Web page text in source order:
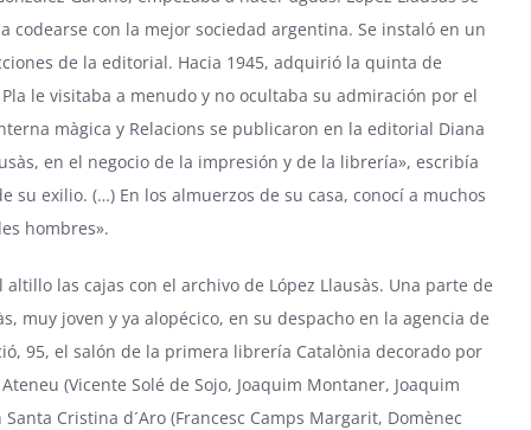
codearse con la mejor sociedad argentina. Se instaló en un
de la editorial. Hacia 1945, adquirió la quinta de
le visitaba a menudo y no ocultaba su admiración por el
màgica y Relacions se publicaron en la editorial Diana
en el negocio de la impresión y de la librería», escribía
su exilio. (…) En los almuerzos de su casa, conocí a muchos
hombres».
las cajas con el archivo de López Llausàs. Una parte de
muy joven y ya alopécico, en su despacho en la agencia de
95, el salón de la primera librería Catalònia decorado por
(Vicente Solé de Sojo, Joaquim Montaner, Joaquim
Cristina d´Aro (Francesc Camps Margarit, Domènec